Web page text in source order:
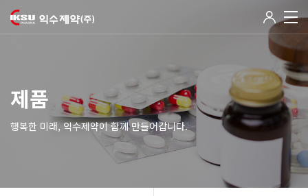
제품
행복한 미래, 익수제약이 함께 만들어갑니다.